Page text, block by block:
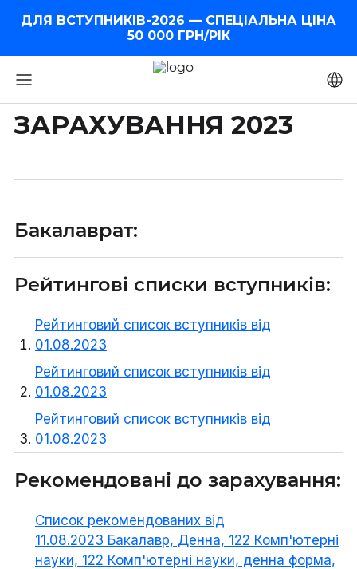
ДЛЯ ВСТУПНИКІВ-2026 — СПЕЦІАЛЬНА ЦІНА
50 000 ГРН⁠/⁠РІК
ЗАРАХУВАННЯ 2023
Бакалаврат:
Рейтингові списки вступників:
Рейтинговий список вступників від
01.08.2023
Рейтинговий список вступників від
01.08.2023
Рейтинговий список вступників від
01.08.2023
Рекомендовані до зарахування:
Список рекомендованих від
11.08.2023 Бакалавр, Денна, 122 Комп'ютерні
науки, 122 Комп'ютерні науки, денна форма,